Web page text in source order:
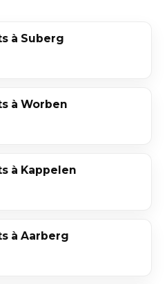
à Suberg
à Worben
à Kappelen
à Aarberg